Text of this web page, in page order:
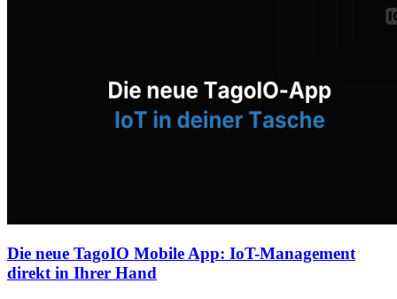
Die neue TagoIO Mobile App: IoT-Management
direkt in Ihrer Hand